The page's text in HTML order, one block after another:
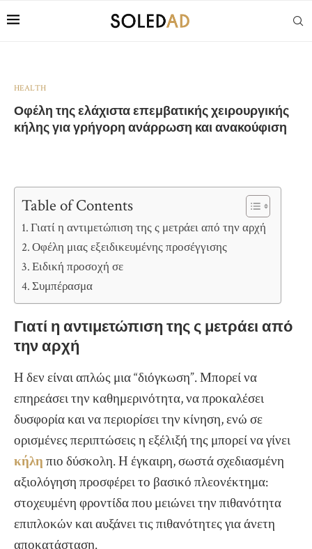
HEALTH
Οφέλη της ελάχιστα επεμβατικής χειρουργικής
κήλης για γρήγορη ανάρρωση και ανακούφιση
Table of Contents
Γιατί η αντιμετώπιση της ς μετράει από την αρχή
Οφέλη μιας εξειδικευμένης προσέγγισης
Ειδική προσοχή σε
Συμπέρασμα
Γιατί η αντιμετώπιση της ς μετράει από
την αρχή
Η δεν είναι απλώς μια “διόγκωση”. Μπορεί να
επηρεάσει την καθημερινότητα, να προκαλέσει
δυσφορία και να περιορίσει την κίνηση, ενώ σε
ορισμένες περιπτώσεις η εξέλιξή της μπορεί να γίνει
κήλη πιο δύσκολη. Η έγκαιρη, σωστά σχεδιασμένη
αξιολόγηση προσφέρει το βασικό πλεονέκτημα:
στοχευμένη φροντίδα που μειώνει την πιθανότητα
επιπλοκών και αυξάνει τις πιθανότητες για άνετη
αποκατάσταση.